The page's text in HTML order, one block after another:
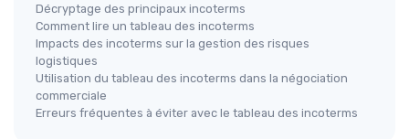
Décryptage des principaux incoterms
Comment lire un tableau des incoterms
Impacts des incoterms sur la gestion des risques
logistiques
Utilisation du tableau des incoterms dans la négociation
commerciale
Erreurs fréquentes à éviter avec le tableau des incoterms